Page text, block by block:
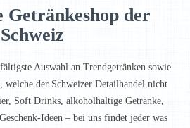
Getränkeshop der
Schweiz
Auswahl an Trendgetränken sowie
der Schweizer Detailhandel nicht
Soft Drinks, alkoholhaltige Getränke,
Ideen – bei uns findet jeder was